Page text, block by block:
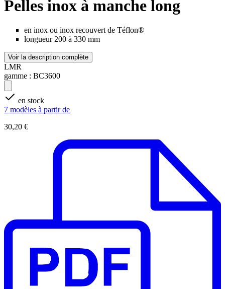
Pelles inox à manche long
en inox ou inox recouvert de Téflon®
longueur 200 à 330 mm
Voir la description complète
LMR
gamme : BC3600
en stock
7 modèles à partir de
30,20 €